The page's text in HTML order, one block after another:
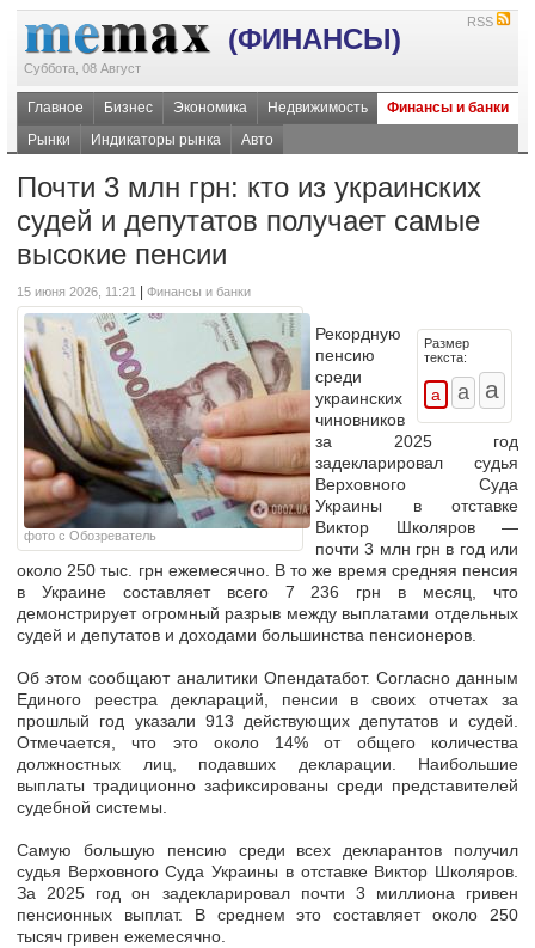
(ФИНАНСЫ)
Суббота, 08 Август
RSS
Главное Бизнес Экономика Недвижимость
Финансы и банки
Рынки
Индикаторы рынка Авто
Почти 3 млн грн: кто из украинских
судей и депутатов получает самые
высокие пенсии
15 июня 2026, 11:21 Финансы и банки
фото с Обозреватель
Размер
текста:
Рекордную
пенсию
среди
украинских
чиновников
за 2025 год
задекларировал судья
Верховного Суда
Украины в отставке
Виктор Школяров —
почти 3 млн грн в год или
около 250 тыс. грн ежемесячно. В то же время средняя пенсия
в Украине составляет всего 7 236 грн в месяц, что
демонстрирует огромный разрыв между выплатами отдельных
судей и депутатов и доходами большинства пенсионеров.
Об этом сообщают аналитики Опендатабот. Согласно данным
Единого реестра деклараций, пенсии в своих отчетах за
прошлый год указали 913 действующих депутатов и судей.
Отмечается, что это около 14% от общего количества
должностных лиц, подавших декларации. Наибольшие
выплаты традиционно зафиксированы среди представителей
судебной системы.
Самую большую пенсию среди всех декларантов получил
судья Верховного Суда Украины в отставке Виктор Школяров.
За 2025 год он задекларировал почти 3 миллиона гривен
пенсионных выплат. В среднем это составляет около 250
тысяч гривен ежемесячно.